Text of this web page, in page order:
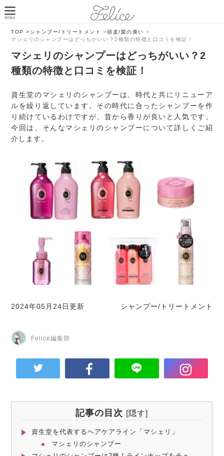
TOP > シャンプー/トリートメント >頭皮/髪の臭い >
マシェリのシャンプーはどっちがいい？2種類の特徴と口コミを検証！
マシェリのシャンプーはどっちがいい？2
種類の特徴と口コミを検証！
資生堂のマシェリのシャンプーは、時代と共にリニューア
ルを繰り返しています。その時代に合ったシャンプーを作
り続けているわけですが、昔から香りが良いと人気です。
今回は、そんなマシェリのシャンプーについて詳しくご紹
介します。
2024年05月24日更新 シャンプー/トリートメント
Felice編集部
記事の目次 [隠す]
資生堂を代表するヘアケアライン「マシェリ」
マシェリのシャンプー